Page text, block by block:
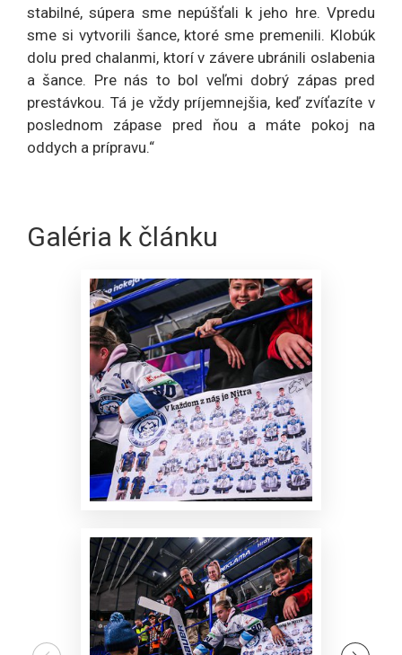
stabilné, súpera sme nepúšťali k jeho hre. Vpredu
sme si vytvorili šance, ktoré sme premenili. Klobúk
dolu pred chalanmi, ktorí v závere ubránili oslabenia
a šance. Pre nás to bol veľmi dobrý zápas pred
prestávkou. Tá je vždy príjemnejšia, keď zvíťazíte v
poslednom zápase pred ňou a máte pokoj na
oddych a prípravu.“
Galéria k článku